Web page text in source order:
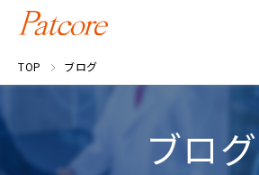
TOP ブログ
ブログ